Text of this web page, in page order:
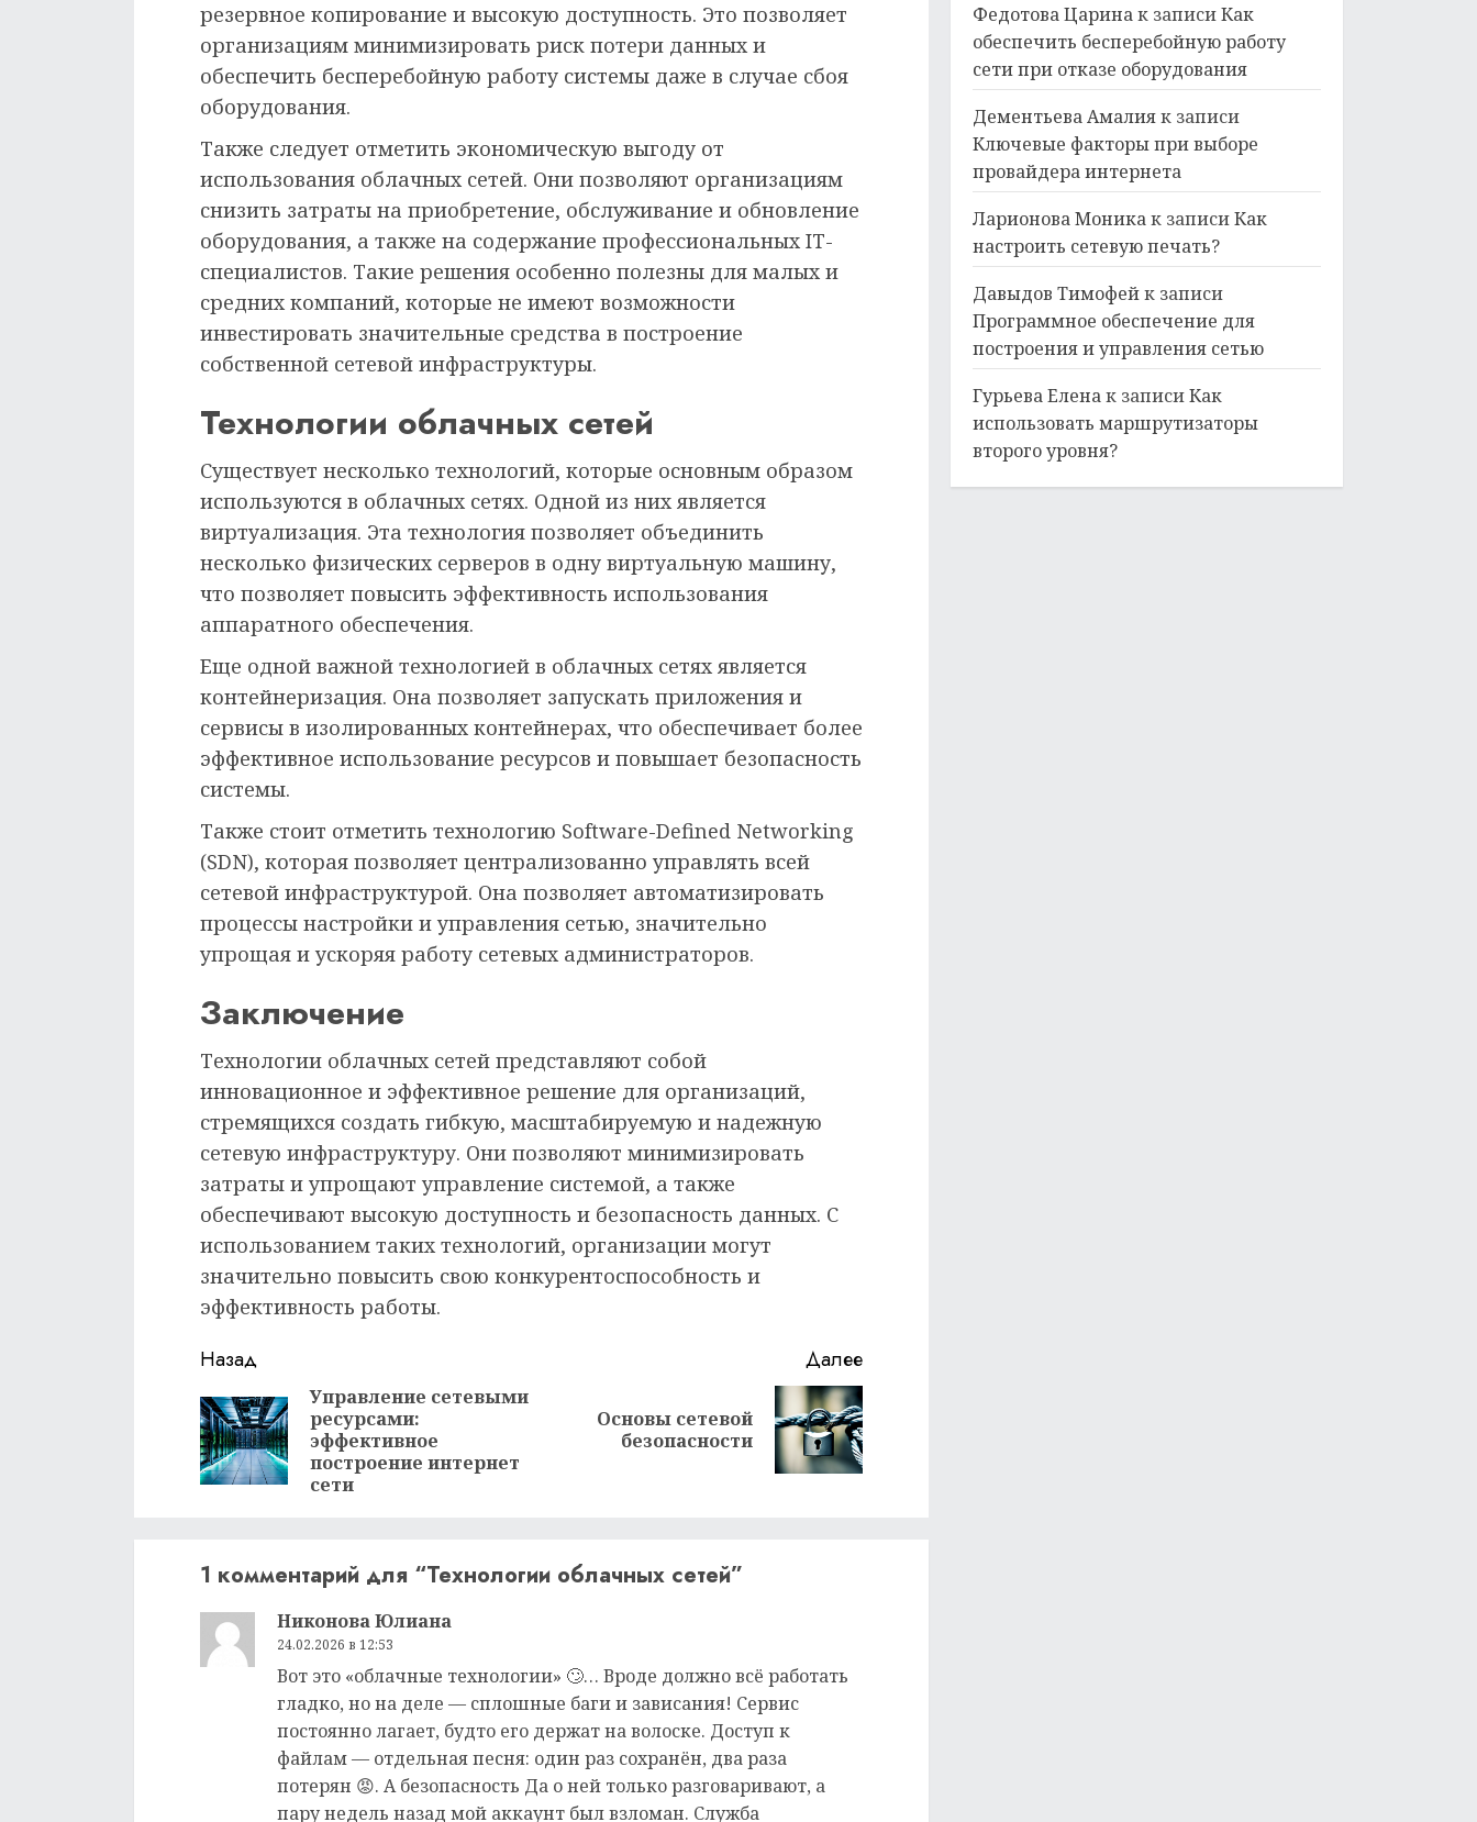
резервное копирование и высокую доступность. Это позволяет
организациям минимизировать риск потери данных и
обеспечить бесперебойную работу системы даже в случае сбоя
оборудования.
Также следует отметить экономическую выгоду от
использования облачных сетей. Они позволяют организациям
снизить затраты на приобретение, обслуживание и обновление
оборудования, а также на содержание профессиональных IT-
специалистов. Такие решения особенно полезны для малых и
средних компаний, которые не имеют возможности
инвестировать значительные средства в построение
собственной сетевой инфраструктуры.
Технологии облачных сетей
Существует несколько технологий, которые основным образом
используются в облачных сетях. Одной из них является
виртуализация. Эта технология позволяет объединить
несколько физических серверов в одну виртуальную машину,
что позволяет повысить эффективность использования
аппаратного обеспечения.
Еще одной важной технологией в облачных сетях является
контейнеризация. Она позволяет запускать приложения и
сервисы в изолированных контейнерах, что обеспечивает более
эффективное использование ресурсов и повышает безопасность
системы.
Также стоит отметить технологию Software-Defined Networking
(SDN), которая позволяет централизованно управлять всей
сетевой инфраструктурой. Она позволяет автоматизировать
процессы настройки и управления сетью, значительно
упрощая и ускоряя работу сетевых администраторов.
Заключение
Технологии облачных сетей представляют собой
инновационное и эффективное решение для организаций,
стремящихся создать гибкую, масштабируемую и надежную
сетевую инфраструктуру. Они позволяют минимизировать
затраты и упрощают управление системой, а также
обеспечивают высокую доступность и безопасность данных. С
использованием таких технологий, организации могут
значительно повысить свою конкурентоспособность и
эффективность работы.
Продолжить
чтение
Назад
Предыдущая
Управление сетевыми
ресурсами:
эффективное
построение интернет
сети
Далее
СледующаяОсновы сетевой
безопасности
1 комментарий для “Технологии облачных сетей”
Никонова Юлиана
24.02.2026 в 12:53
Вот это «облачные технологии» 🙄… Вроде должно всё работать
гладко, но на деле — сплошные баги и зависания! Сервис
постоянно лагает, будто его держат на волоске. Доступ к
файлам — отдельная песня: один раз сохранён, два раза
потерян 😡. А безопасность Да о ней только разговаривают, а
пару недель назад мой аккаунт был взломан. Служба
Федотова Царинак записиКак
обеспечить бесперебойную работу
сети при отказе оборудования
Дементьева Амалияк записи
Ключевые факторы при выборе
провайдера интернета
Ларионова Моникак записиКак
настроить сетевую печать?
Давыдов Тимофейк записи
Программное обеспечение для
построения и управления сетью
Гурьева Еленак записиКак
использовать маршрутизаторы
второго уровня?